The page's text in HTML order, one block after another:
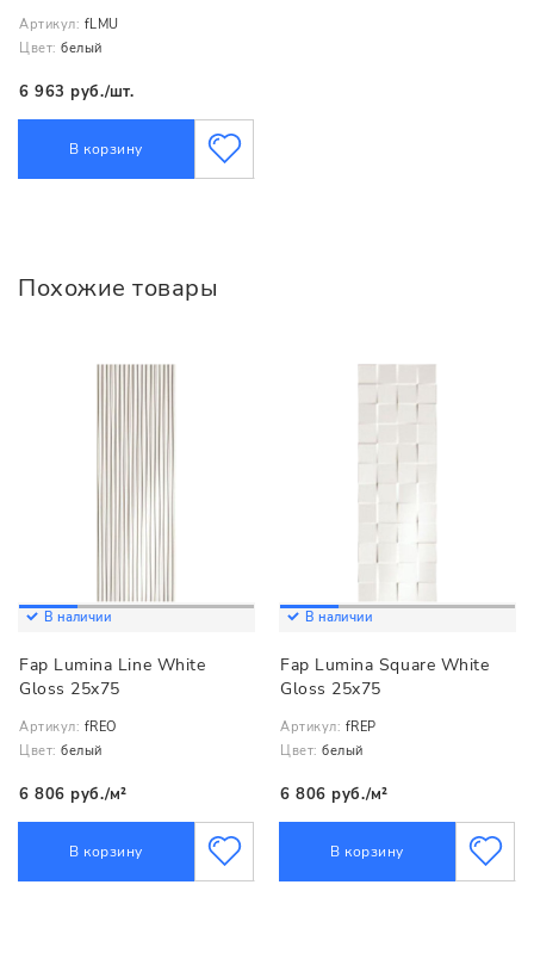
Артикул: fLMU
Цвет: белый
6 963 руб./шт.
В корзину
Похожие товары
В наличии
Fap Lumina Line White
Gloss 25x75
Артикул: fREO
Цвет: белый
6 806 руб./м²
В корзину
В наличии
Fap Lumina Square White
Gloss 25x75
Артикул: fREP
Цвет: белый
6 806 руб./м²
В корзину